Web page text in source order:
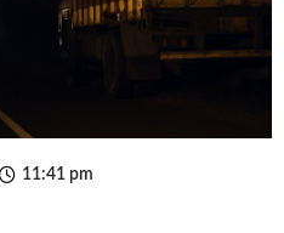
11:41 pm